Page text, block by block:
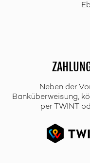
Neben der
Banküberweisung,
per TWINT